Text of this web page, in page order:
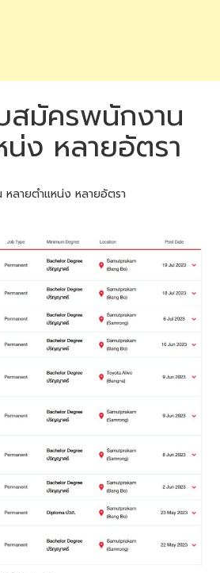
สมัครพนักงาน
น่ง หลายอัตรา
ลายตำแหน่ง หลายอัตรา